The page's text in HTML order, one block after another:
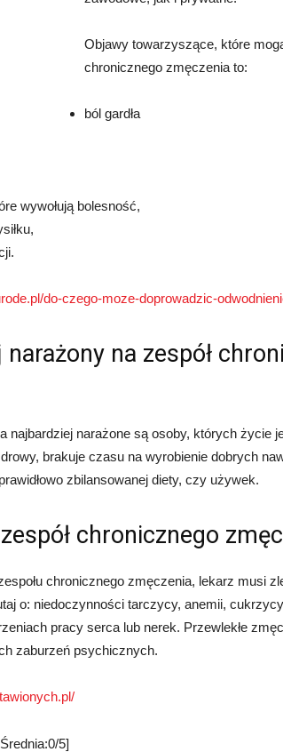
Objawy towarzyszące, które
chronicznego zmęczenia to:
ból gardła
wywołują bolesność,
do-czego-moze-doprowadzic-
na zespół
najbardziej narażone są osoby, których życie
brakuje czasu na wyrobienie dobrych
zbilansowanej diety, czy używek.
chronicznego
chronicznego zmęczenia, lekarz musi
o: niedoczynności tarczycy, anemii,
pracy serca lub nerek. Przewlekłe
zaburzeń psychicznych.
5]